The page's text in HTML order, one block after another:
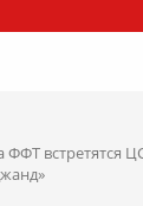
ФФТ встретятся